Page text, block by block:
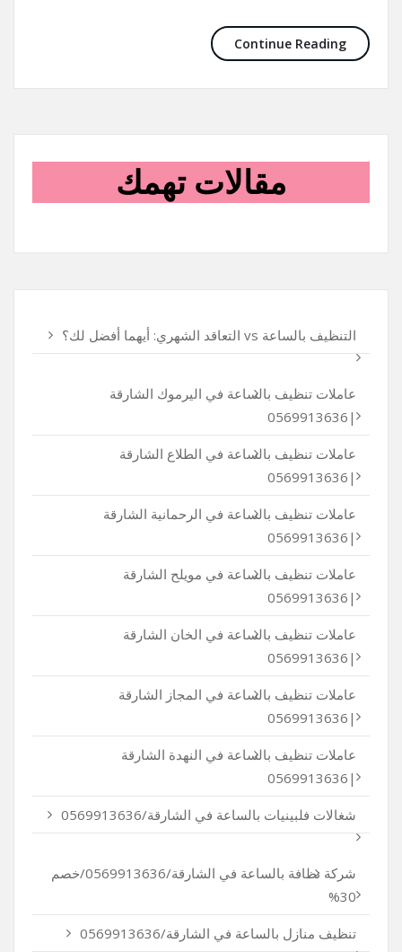
Continue Reading
مقالات تهمك
التنظيف بالساعة vs التعاقد الشهري: أيهما أفضل لك؟
عاملات تنظيف بالساعة في اليرموك الشارقة
|0569913636
عاملات تنظيف بالساعة في الطلاع الشارقة
|0569913636
عاملات تنظيف بالساعة في الرحمانية الشارقة
|0569913636
عاملات تنظيف بالساعة في مويلح الشارقة
|0569913636
عاملات تنظيف بالساعة في الخان الشارقة
|0569913636
عاملات تنظيف بالساعة في المجاز الشارقة
|0569913636
عاملات تنظيف بالساعة في النهدة الشارقة
|0569913636
شغالات فلبينيات بالساعة في الشارقة/0569913636
شركة نظافة بالساعة في الشارقة/0569913636/خصم
30%
تنظيف منازل بالساعة في الشارقة/0569913636